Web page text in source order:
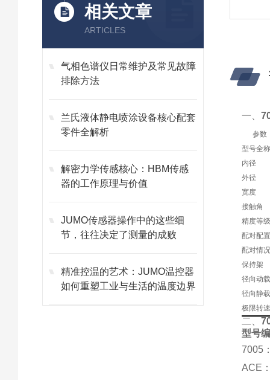
相关文章
ARTICLES
气相色谱仪日常维护及常见故障
排除方法
兰氏液体静电喷涂设备核心配套
零件全解析
解密力学传感核心：HBM传感
器的工作原理与价值
JUMO传感器操作中的这些细
节，往往决定了测量的成败
精准控温的艺术：JUMO温控器
如何重塑工业与生活的温度边界
一、
参数
型号全
内径
外径
宽度
接触角
精度等
配对配
配对情
保持架
径向动
径向静
极限转
二、
型号
7005
ACE